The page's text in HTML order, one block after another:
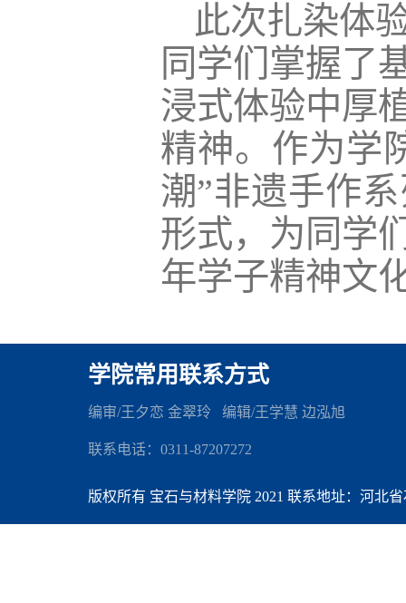
此次扎染体
同学们掌握了
浸式体验中厚
精神。作为学
潮”非遗手作
形式，为同学
年学子精神文
学院常用联系方式
编审/王夕恋 金翠玲 编辑/王学慧 边泓旭
联系电话：0311-87207272
版权所有 宝石与材料学院 2021 联系地址：河北